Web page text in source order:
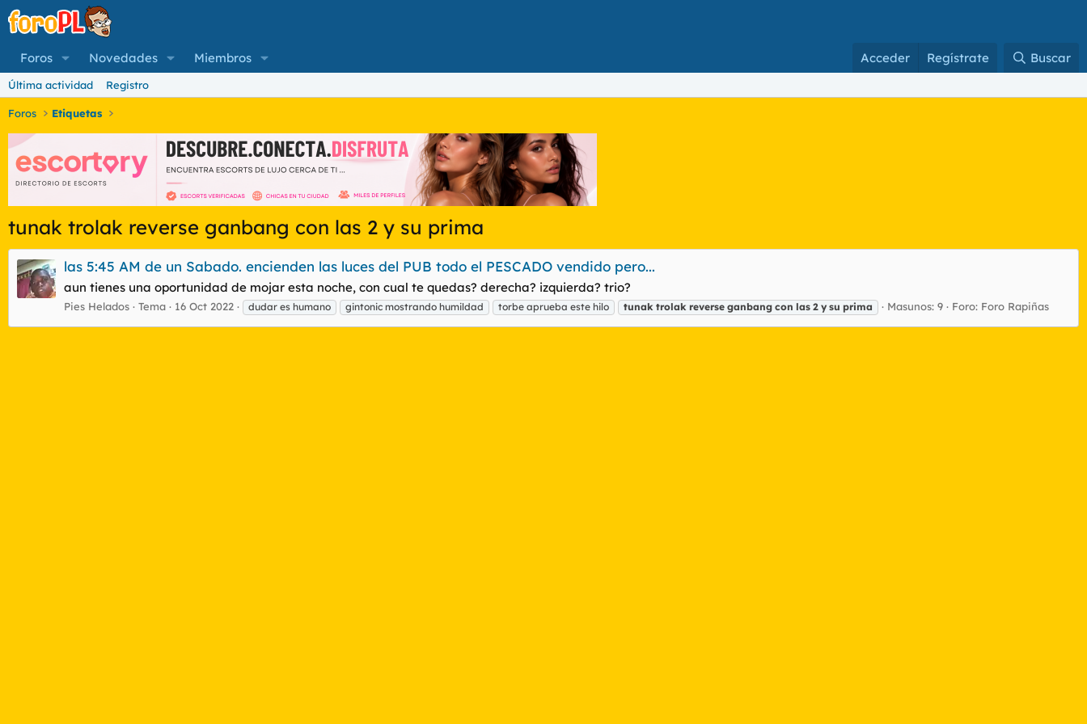
Foros Novedades Miembros Acceder Regístrate Buscar
Última actividad Registro
Foros Etiquetas
tunak trolak reverse ganbang con las 2 y su prima
las 5:45 AM de un Sabado. encienden las luces del PUB todo el PESCADO vendido pero...
aun tienes una oportunidad de mojar esta noche, con cual te quedas? derecha? izquierda? trio?
Pies Helados Tema 16 Oct 2022 dudar es humano gintonic mostrando humildad torbe aprueba este hilo tunak trolak reverse ganbang con las 2 y su prima Masunos: 9 Foro: Foro Rapiñas